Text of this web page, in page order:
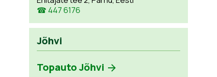
☎ 447 6176
Jõhvi
Topauto Jõhvi